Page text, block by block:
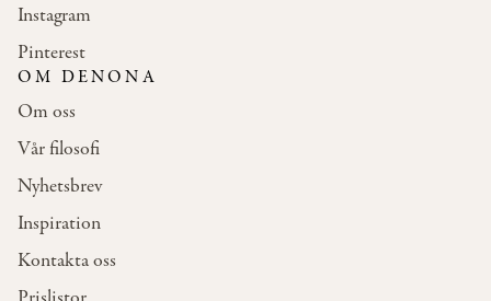
Instagram
Pinterest
OM DENONA
Om oss
Vår filosofi
Nyhetsbrev
Inspiration
Kontakta oss